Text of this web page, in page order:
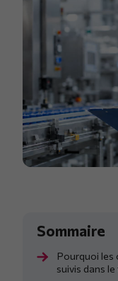
Pourquoi les
suivis dans